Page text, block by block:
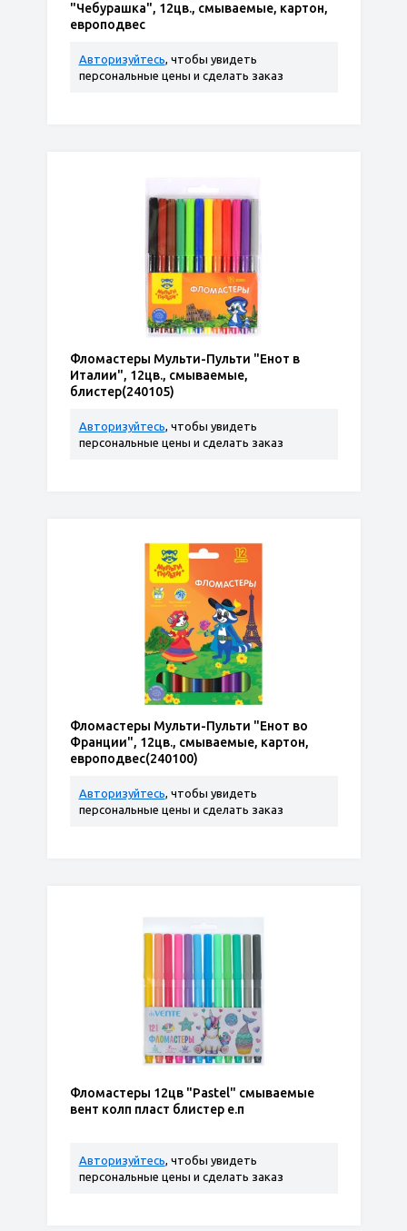
"Чебурашка", 12цв., смываемые, картон,
европодвес
Авторизуйтесь, чтобы увидеть
персональные цены и сделать заказ
Фломастеры Мульти-Пульти "Енот в
Италии", 12цв., смываемые,
блистер(240105)
Авторизуйтесь, чтобы увидеть
персональные цены и сделать заказ
Фломастеры Мульти-Пульти "Енот во
Франции", 12цв., смываемые, картон,
европодвес(240100)
Авторизуйтесь, чтобы увидеть
персональные цены и сделать заказ
Фломастеры 12цв "Pastel" смываемые
вент колп пласт блистер е.п
Авторизуйтесь, чтобы увидеть
персональные цены и сделать заказ